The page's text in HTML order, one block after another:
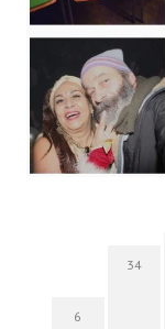
6
34